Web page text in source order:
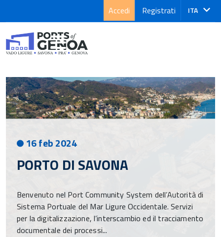
Accedi Registrati Lingua
ITA
16 feb 2024
PORTO DI SAVONA
Benvenuto nel Port Community System dell’Autorità di
Sistema Portuale del Mar Ligure Occidentale. Servizi
per la digitalizzazione, l’interscambio ed il tracciamento
documentale dei processi...